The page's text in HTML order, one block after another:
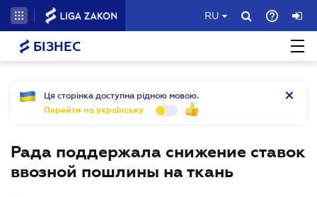
RU
БІЗНЕС
Ця сторінка доступна рідною мовою.
Перейти на українську
Рада поддержала снижение ставок
ввозной пошлины на ткань